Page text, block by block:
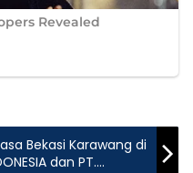
Bekasi Karawang di
dan PT.